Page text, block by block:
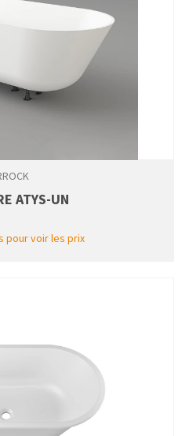
ATYS-UN
pour voir les prix